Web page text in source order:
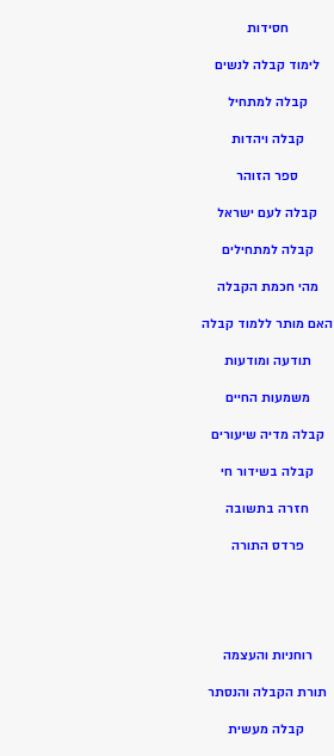
חסידות
לימוד קבלה לנשים
קבלה למתחיל
קבלה ויהדות
ספר הזוהר
קבלה לעם ישראל
קבלה למתחילים
מהי חכמת הקבלה
האם מותר ללמוד קבלה
תודעה ומודעות
משמעות החיים
קבלה מדיה שיעורים
קבלה בשידור חי
חזרה בתשובה
פרדס התורה
רוחניות והעצמה
תורת הקבלה והנסתר
קבלה מעשית